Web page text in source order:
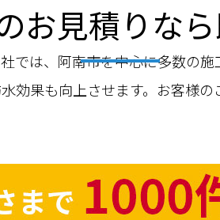
お見積りな
では、阿南市を中心に多数の
効果も向上させます。お客様